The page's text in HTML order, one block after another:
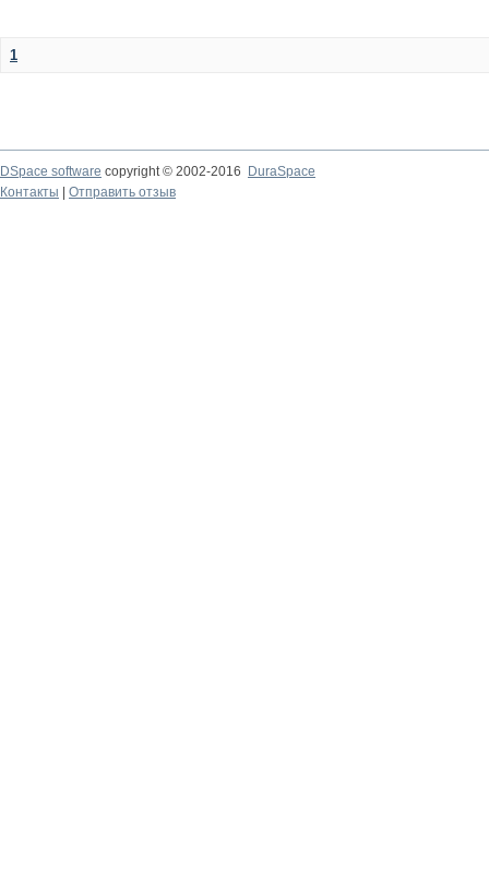
1
DSpace software copyright © 2002-2016
DuraSpace
Контакты
Отправить отзыв